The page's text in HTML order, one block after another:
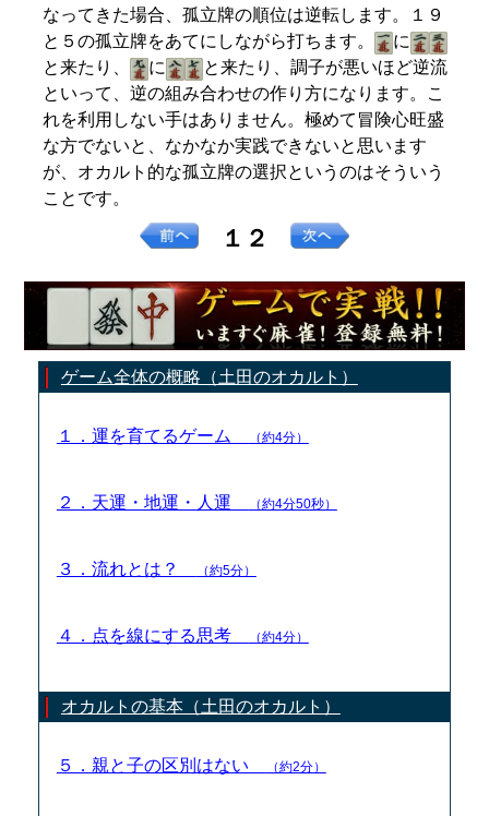
なってきた場合、孤立牌の順位は逆転します。１９
と５の孤立牌をあてにしながら打ちます。
に
と来たり、
に
と来たり、調子が悪いほど逆流
といって、逆の組み合わせの作り方になります。こ
れを利用しない手はありません。極めて冒険心旺盛
な方でないと、なかなか実践できないと思います
が、オカルト的な孤立牌の選択というのはそういう
ことです。
１２
ゲーム全体の概略（土田のオカルト）
１．運を育てるゲーム （約4分）
２．天運・地運・人運 （約4分50秒）
３．流れとは？ （約5分）
４．点を線にする思考 （約4分）
オカルトの基本（土田のオカルト）
５．親と子の区別はない （約2分）